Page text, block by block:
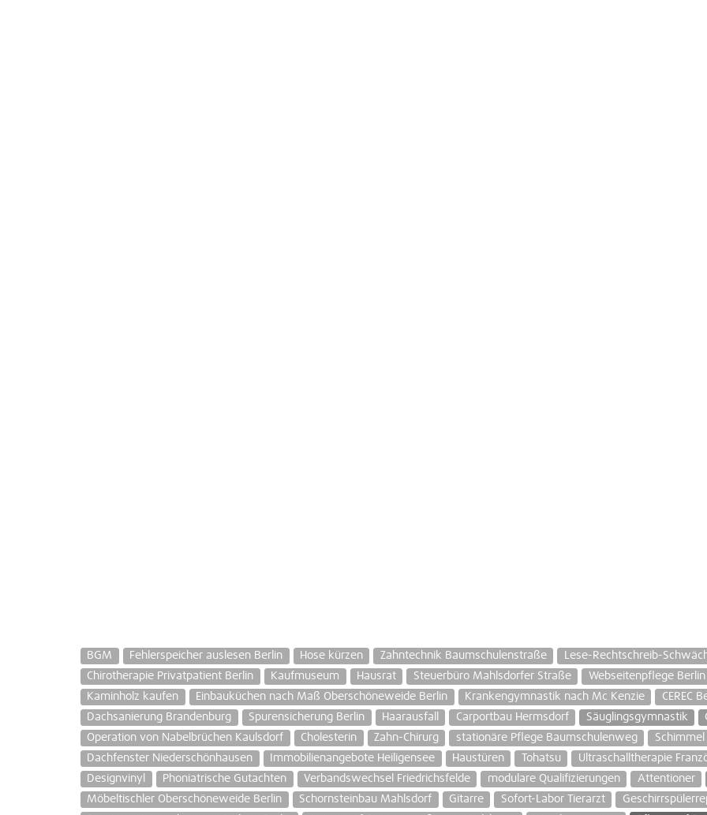
BGM Fehlerspeicher auslesen Berlin Hose kürzen Zahntechnik Baumschulenstraße Lese-Rechtschreib-
Chirotherapie Privatpatient Berlin
Kaufmuseum Hausrat Steuerbüro Mahlsdorfer Straße Webseitenpflege Berlin
Kaminholz kaufen
Einbauküchen nach Maß Oberschöneweide Berlin Krankengymnastik nach Mc Kenzie CEREC
Dachsanierung Brandenburg
Spurensicherung Berlin Haarausfall Carportbau Hermsdorf Säuglingsgymnastik
Operation von Nabelbrüchen Kaulsdorf
Cholesterin Zahn-Chirurg stationäre Pflege Baumschulenweg
Dachfenster Niederschönhausen
Immobilienangebote Heiligensee Haustüren Tohatsu Ultraschalltherapie
Designvinyl
Phoniatrische Gutachten Verbandswechsel Friedrichsfelde modulare Qualifizierungen Attentioner
Möbeltischler Oberschöneweide Berlin
Schornsteinbau Mahlsdorf Gitarre Sofort-Labor Tierarzt